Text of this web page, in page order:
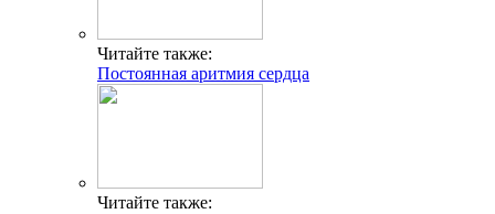
Читайте также:
Постоянная аритмия сердца
Читайте также: